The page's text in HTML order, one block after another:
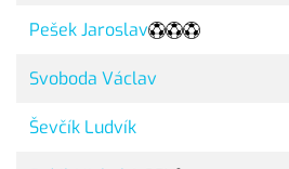
Pešek Jaroslav
Svoboda Václav
Ševčík Ludvík